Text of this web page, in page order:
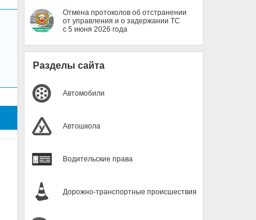
Отмена протоколов об отстранении
от управления и о задержании ТС
с 5 июня 2026 года
Разделы сайта
Автомобили
Автошкола
Водительские права
Дорожно-транспортные происшествия